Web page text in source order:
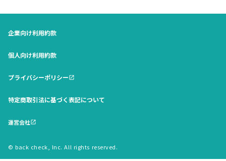
企業向け利用約款
個人向け利用約款
プライバシーポリシー open_in_new
特定商取引法に基づく表記について
運営会社open_in_new
© back check, Inc. All rights reserved.